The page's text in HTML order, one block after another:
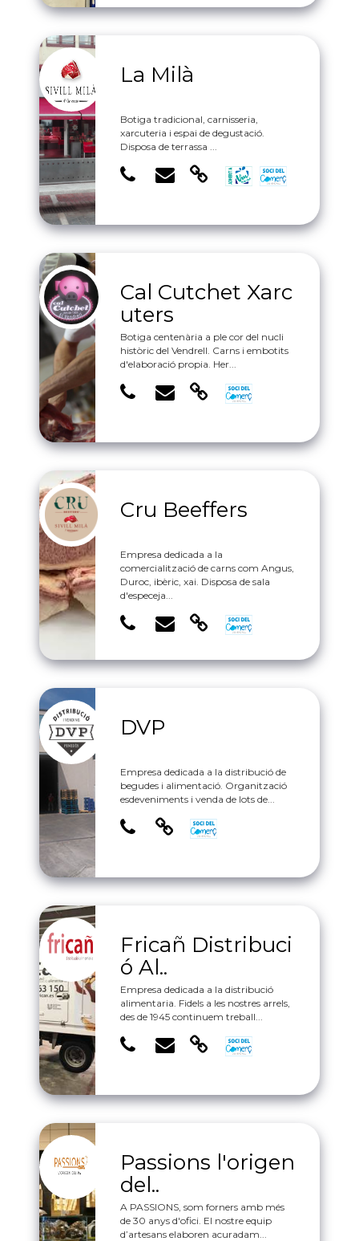
La Milà
Botiga tradicional, carnisseria,
xarcuteria i espai de degustació.
Disposa de terrassa ...
Cal Cutchet Xarc
uters
Botiga centenària a ple cor del nucli
històric del Vendrell. Carns i embotits
d'elaboració propia. Her...
Cru Beeffers
Empresa dedicada a la
comercialització de carns com Angus,
Duroc, ibèric, xai. Disposa de sala
d'especeja...
DVP
Empresa dedicada a la distribució de
begudes i alimentació. Organització
esdeveniments i venda de lots de...
Fricañ Distribuci
ó Al..
Empresa dedicada a la distribució
alimentaria. Fidels a les nostres arrels,
des de 1945 continuem treball...
Passions l'origen
del..
A PASSIONS, som forners amb més
de 30 anys d'ofici. El nostre equip
d’artesans elaboren acuradam...